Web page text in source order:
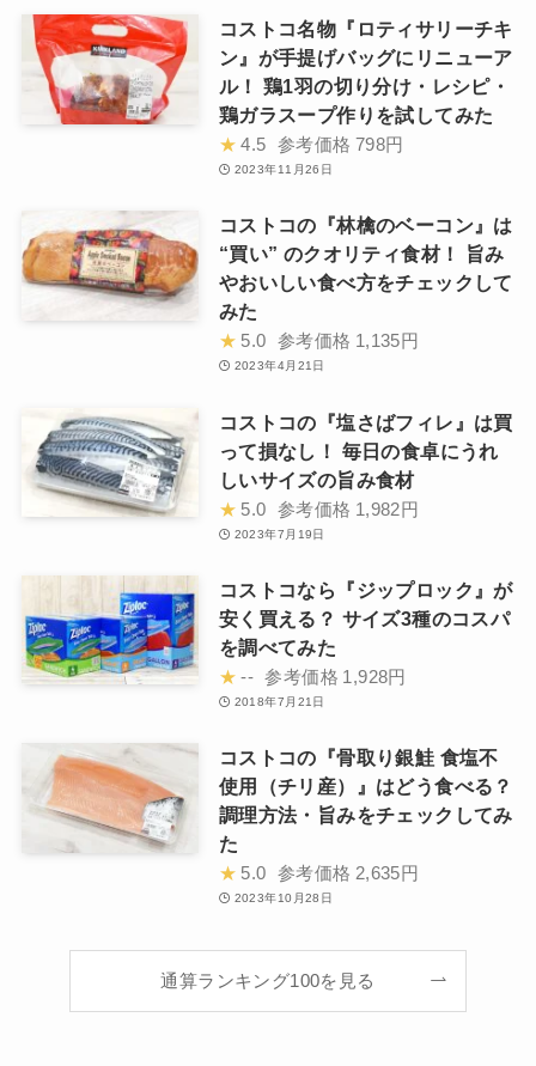
コストコ名物『ロティサリーチキ
ン』が手提げバッグにリニューア
ル！ 鶏1羽の切り分け・レシピ・
鶏ガラスープ作りを試してみた
★ 4.5 参考価格 798円
2023年11月26日
コストコの『林檎のベーコン』は
“買い” のクオリティ食材！ 旨み
やおいしい食べ方をチェックして
みた
★ 5.0 参考価格 1,135円
2023年4月21日
コストコの『塩さばフィレ』は買
って損なし！ 毎日の食卓にうれ
しいサイズの旨み食材
★ 5.0 参考価格 1,982円
2023年7月19日
コストコなら『ジップロック』が
安く買える？ サイズ3種のコスパ
を調べてみた
★ -- 参考価格 1,928円
2018年7月21日
コストコの『骨取り銀鮭 食塩不
使用（チリ産）』はどう食べる？
調理方法・旨みをチェックしてみ
た
★ 5.0 参考価格 2,635円
2023年10月28日
通算ランキング100を見る